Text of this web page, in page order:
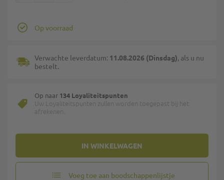
IN WINKELWAGEN
Op voorraad
Verwachte leverdatum: 11.08.2026 (Dinsdag), als u nu
bestelt.
Op naar 134 Loyaliteitspunten
Uw Loyaliteitspunten zullen worden toegepast bij het
afrekenen.
Voeg toe aan boodschappenlijstje